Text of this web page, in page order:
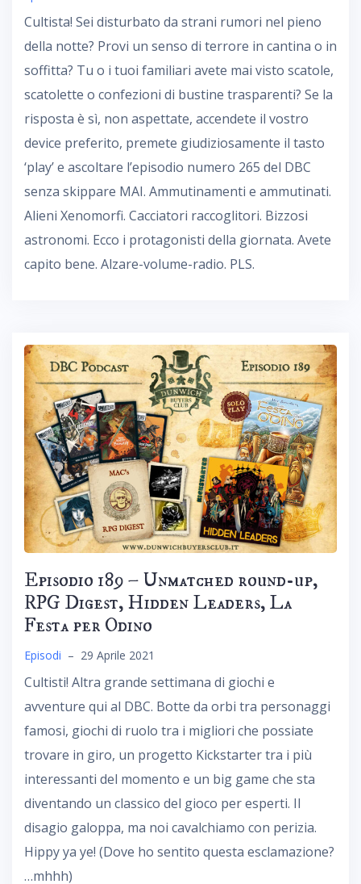
Cultista! Sei disturbato da strani rumori nel pieno
della notte? Provi un senso di terrore in cantina o in
soffitta? Tu o i tuoi familiari avete mai visto scatole,
scatolette o confezioni di bustine trasparenti? Se la
risposta è sì, non aspettate, accendete il vostro
device preferito, premete giudiziosamente il tasto
‘play’ e ascoltare l’episodio numero 265 del DBC
senza skippare MAI. Ammutinamenti e ammutinati.
Alieni Xenomorfi. Cacciatori raccoglitori. Bizzosi
astronomi. Ecco i protagonisti della giornata. Avete
capito bene. Alzare-volume-radio. PLS.
Episodio 189 – Unmatched round-up,
RPG Digest, Hidden Leaders, La
Festa per Odino
Episodi – 29 Aprile 2021
Cultisti! Altra grande settimana di giochi e
avventure qui al DBC. Botte da orbi tra personaggi
famosi, giochi di ruolo tra i migliori che possiate
trovare in giro, un progetto Kickstarter tra i più
interessanti del momento e un big game che sta
diventando un classico del gioco per esperti. Il
disagio galoppa, ma noi cavalchiamo con perizia.
Hippy ya ye! (Dove ho sentito questa esclamazione?
…mhhh)